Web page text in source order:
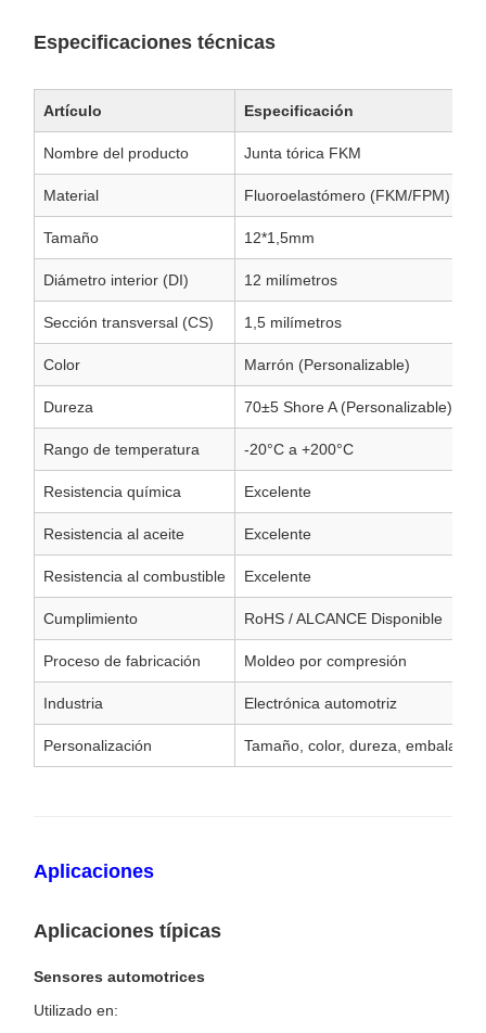
Especificaciones técnicas
Artículo Especificación
Nombre del producto Junta tórica FKM
Material Fluoroelastómero (FKM/FPM)
Tamaño 12*1,5mm
Diámetro interior (DI) 12 milímetros
Sección transversal (CS) 1,5 milímetros
Color Marrón (Personalizable)
Dureza 70±5 Shore A (Personalizable)
Rango de temperatura -20°C a +200°C
Resistencia química Excelente
Resistencia al aceite Excelente
Resistencia al combustible Excelente
Cumplimiento RoHS / ALCANCE Disponible
Proceso de fabricación Moldeo por compresión
Industria Electrónica automotriz
Personalización Tamaño, color, dureza, embalaje.
Aplicaciones
Aplicaciones típicas
Sensores automotrices
Utilizado en: